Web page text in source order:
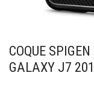
COQUE
GALAXY J7